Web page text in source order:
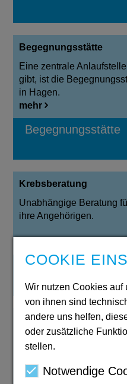
Begegnungsstätte
Eine zentrale
gibt, ist die
in Hagen.
mehr
Begegnungsstätte
Krebsberatung
Unabhängige Beratung
ihre Angehörigen.
Krebsberatung
Pflegeberatung
kostenlosen Pflege- und
fundierte Informationen
mehr
COOKIE
Wir nutzen Cookies auf
von ihnen sind
andere uns helfen,
oder zusätzliche
stellen.
Notwendige